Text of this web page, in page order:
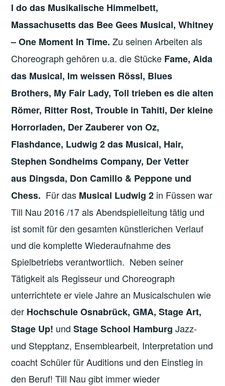
I do das Musikalische Himmelbett,
Massachusetts das Bee Gees Musical, Whitney
– One Moment In Time. Zu seinen Arbeiten als
Choreograph gehören u.a. die Stücke Fame, Aida
das Musical, Im weissen Rössl, Blues
Brothers, My Fair Lady, Toll trieben es die alten
Römer, Ritter Rost, Trouble in Tahiti, Der kleine
Horrorladen, Der Zauberer von Oz,
Flashdance, Ludwig 2 das Musical, Hair,
Stephen Sondheims Company, Der Vetter
aus Dingsda, Don Camillo & Peppone und
Chess. Für das Musical Ludwig 2 in Füssen war
Till Nau 2016 /17 als Abendspielleitung tätig und
ist somit für den gesamten künstlerichen Verlauf
und die komplette Wiederaufnahme des
Spielbetriebs verantwortlich. Neben seiner
Tätigkeit als Regisseur und Choreograph
unterrichtete er viele Jahre an Musicalschulen wie
der Hochschule Osnabrück, GMA, Stage Art,
Stage Up! undStage School HamburgJazz-
und Stepptanz, Ensemblearbeit, Interpretation und
coacht Schüler für Auditions und den Einstieg in
den Beruf! Till Nau gibt immer wieder